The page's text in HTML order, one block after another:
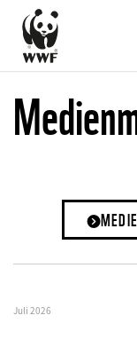
Direkt
zum
Inhalt
Juli 2026